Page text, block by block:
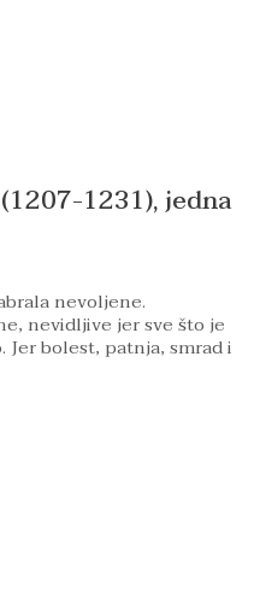
1231), jedna
nevoljene.
nevidljive jer sve što je
bolest, patnja, smrad i